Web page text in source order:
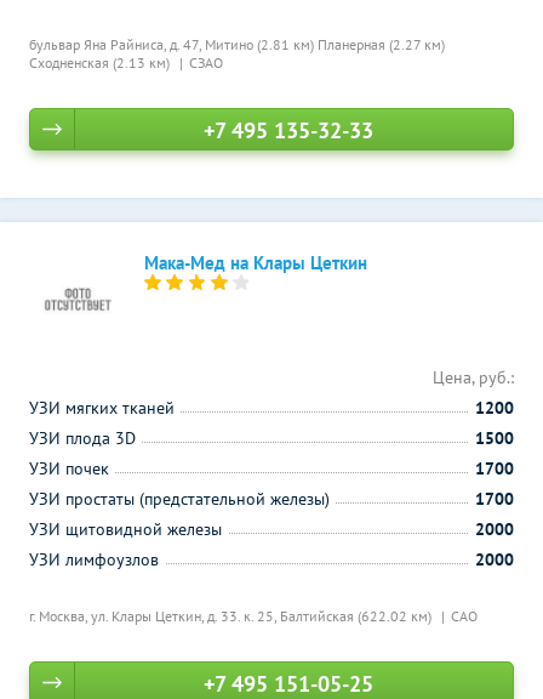
бульвар Яна Райниса, д. 47, Митино (2.81 км) Планерная (2.27 км)
Сходненская (2.13 км)
СЗАО
+7 495 135-32-33
Мака-Мед на Клары Цеткин
г. Москва, ул. Клары Цеткин, д. 33. к. 25, Балтийская (622.02 км) САО
Цена, руб.:
УЗИ мягких тканей
1200
УЗИ плода 3D
1500
УЗИ почек
1700
УЗИ простаты (предстательной железы)
1700
УЗИ щитовидной железы
2000
УЗИ лимфоузлов
2000
+7 495 151-05-25